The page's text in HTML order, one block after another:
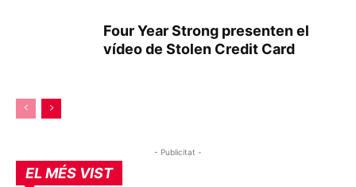
Four Year Strong presenten el
vídeo de Stolen Credit Card
- Publicitat -
EL MÉS VIST